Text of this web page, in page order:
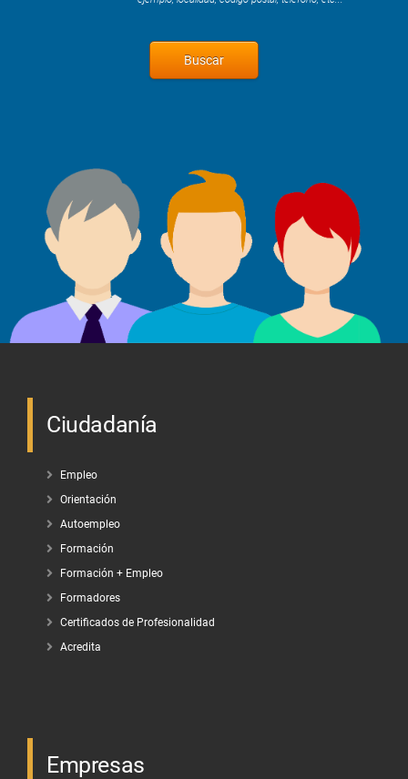
Ciudadanía
Empleo
Orientación
Autoempleo
Formación
Formación + Empleo
Formadores
Certificados de Profesionalidad
Acredita
Empresas